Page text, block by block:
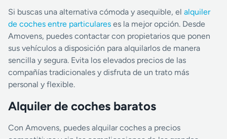
Si buscas una alternativa cómoda y asequible, el alquiler
de coches entre particulares es la mejor opción. Desde
Amovens, puedes contactar con propietarios que ponen
sus vehículos a disposición para alquilarlos de manera
sencilla y segura. Evita los elevados precios de las
compañías tradicionales y disfruta de un trato más
personal y flexible.
Alquiler de coches baratos
Con Amovens, puedes alquilar coches a precios